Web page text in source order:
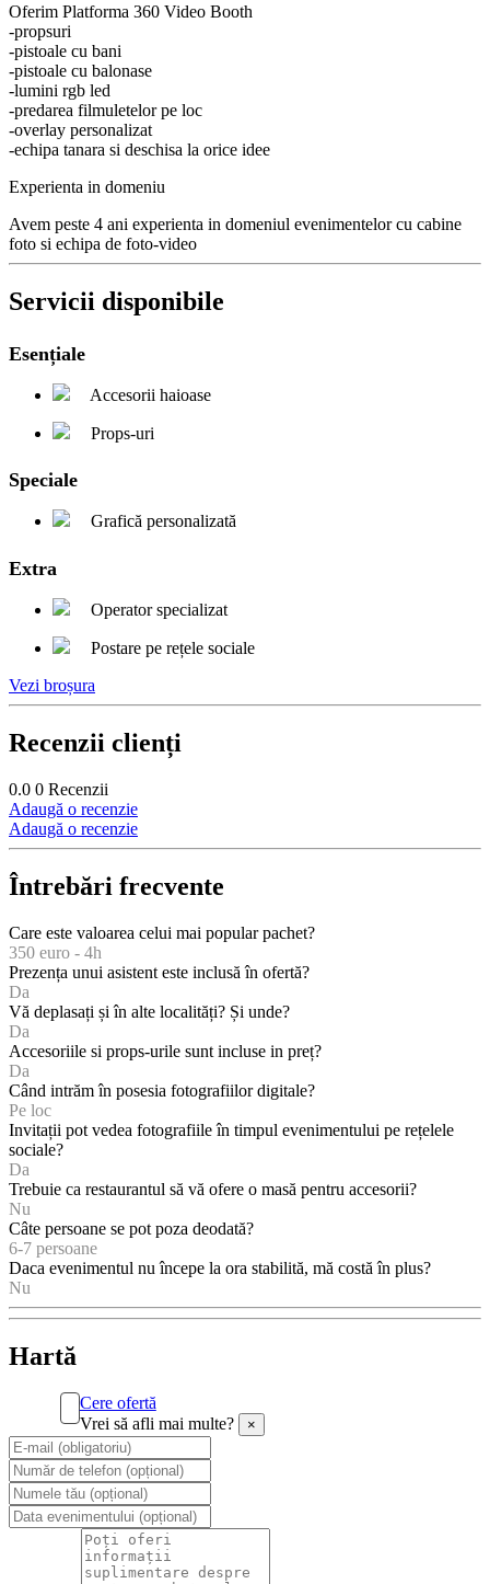
Oferim Platforma 360 Video Booth
-propsuri
-pistoale cu bani
-pistoale cu balonase
-lumini rgb led
-predarea filmuletelor pe loc
-overlay personalizat
-echipa tanara si deschisa la orice idee
Experienta in domeniu
Avem peste 4 ani experienta in domeniul evenimentelor cu cabine
foto si echipa de foto-video
Servicii disponibile
Esențiale
Accesorii haioase
Props-uri
Speciale
Grafică personalizată
Extra
Operator specializat
Postare pe rețele sociale
Vezi broșura
Recenzii clienți
0.0 0 Recenzii
Adaugă o recenzie
Adaugă o recenzie
Întrebări frecvente
Care este valoarea celui mai popular pachet?
350 euro - 4h
Prezența unui asistent este inclusă în ofertă?
Da
Vă deplasați și în alte localități? Și unde?
Da
Accesoriile si props-urile sunt incluse in preț?
Da
Când intrăm în posesia fotografiilor digitale?
Pe loc
Invitații pot vedea fotografiile în timpul evenimentului pe rețelele
sociale?
Da
Trebuie ca restaurantul să vă ofere o masă pentru accesorii?
Nu
Câte persoane se pot poza deodată?
6-7 persoane
Daca evenimentul nu începe la ora stabilită, mă costă în plus?
Nu
Hartă
Cere ofertă
Vrei să afli mai multe?
×